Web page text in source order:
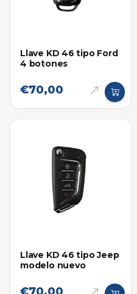
Llave KD 46 tipo Ford
4 botones
€70,00
Llave KD 46 tipo Jeep
modelo nuevo